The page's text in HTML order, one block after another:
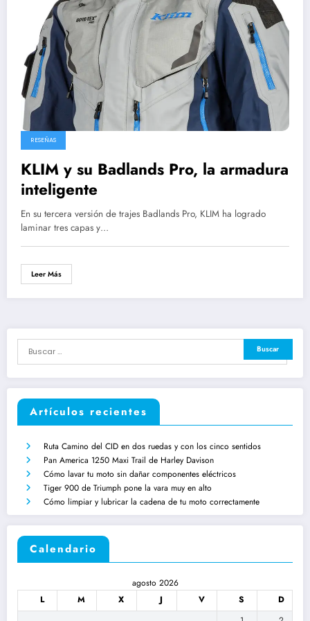
RESEÑAS
KLIM y su Badlands Pro, la armadura
inteligente
En su tercera versión de trajes Badlands Pro, KLIM ha logrado
laminar tres capas y…
Leer Más
Artículos recientes
Ruta Camino del CID en dos ruedas y con los cinco sentidos
Pan America 1250 Maxi Trail de Harley Davison
Cómo lavar tu moto sin dañar componentes eléctricos
Tiger 900 de Triumph pone la vara muy en alto
Cómo limpiar y lubricar la cadena de tu moto correctamente
Calendario
agosto 2026
L
M X J V S
D